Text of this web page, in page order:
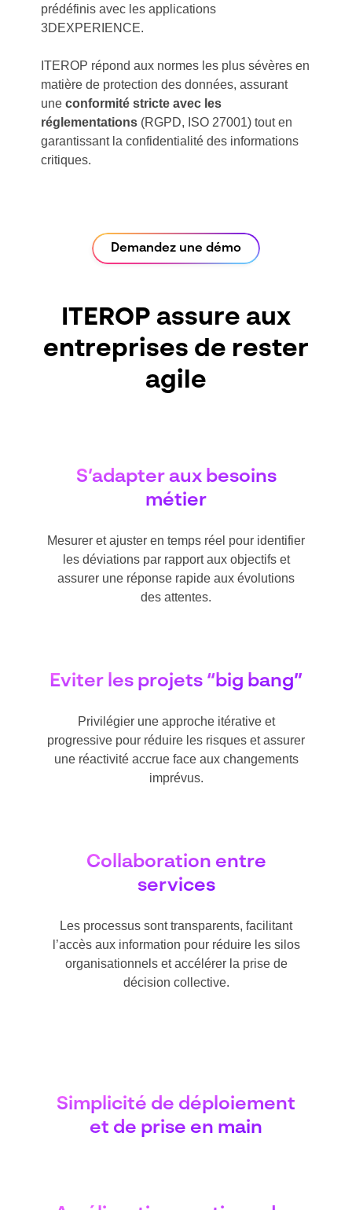
prédéfinis avec les applications
3DEXPERIENCE.
ITEROP répond aux normes les plus sévères en
matière de protection des données, assurant
une conformité stricte avec les
réglementations (RGPD, ISO 27001) tout en
garantissant la confidentialité des informations
critiques.
Demandez une démo
ITEROP assure aux
entreprises de rester
agile
S’adapter aux besoins
métier
Mesurer et ajuster en temps réel pour identifier
les déviations par rapport aux objectifs et
assurer une réponse rapide aux évolutions
des attentes.
Éviter les projets “big bang”
Privilégier une approche itérative et
progressive pour réduire les risques et assurer
une réactivité accrue face aux changements
imprévus.
Collaboration entre
services
Les processus sont transparents, facilitant
l’accès aux information pour réduire les silos
organisationnels et accélérer la prise de
décision collective.
Simplicité de déploiement
et de prise en main